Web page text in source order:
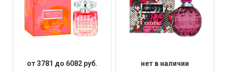
от 3781 до 6082 руб. нет в наличии